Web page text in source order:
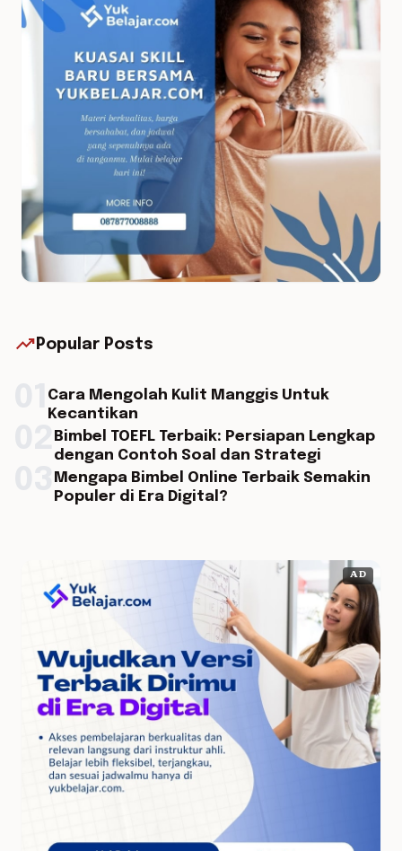
trending_up Popular Posts
Cara Mengolah Kulit Manggis Untuk
Kecantikan
Bimbel TOEFL Terbaik: Persiapan Lengkap
dengan Contoh Soal dan Strategi
Mengapa Bimbel Online Terbaik Semakin
Populer di Era Digital?
AD